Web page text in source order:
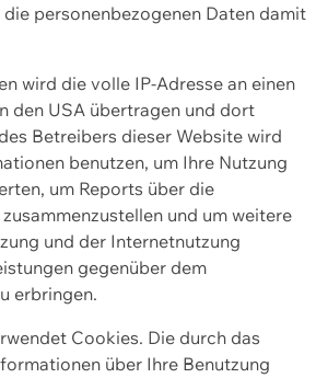
personenbezogenen Daten damit
wird die volle IP-Adresse an einen
den USA übertragen und dort
Betreibers dieser Website wird
benutzen, um Ihre Nutzung
um Reports über die
und um weitere
und der Internetnutzung
gegenüber dem
erbringen.
Cookies. Die durch das
über Ihre Benutzung